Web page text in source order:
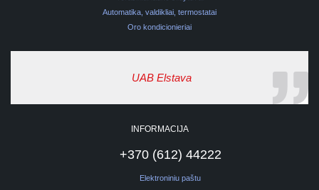
Automatika, valdikliai, termostatai
Oro kondicionieriai
UAB Elstava
INFORMACIJA
+370 (612) 44222
Elektroniniu paštu